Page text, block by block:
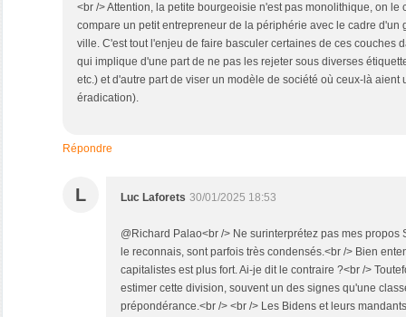
<br /> Attention, la petite bourgeoisie n'est pas monolithique, on le
compare un petit entrepreneur de la périphérie avec le cadre d'un
ville. C'est tout l'enjeu de faire basculer certaines de ces couches
qui implique d'une part de ne pas les rejeter sous diverses
etc.) et d'autre part de viser un modèle de société où ceux-là aient
éradication).
Répondre
L Luc Laforets 30/01/2025 18:53
@Richard Palao<br /> Ne surinterprétez pas mes propos
le reconnais, sont parfois très condensés.<br /> Bien
capitalistes est plus fort. Ai-je dit le contraire ?<br />
estimer cette division, souvent un des signes qu'une
prépondérance.<br /> <br /> Les Bidens et leurs